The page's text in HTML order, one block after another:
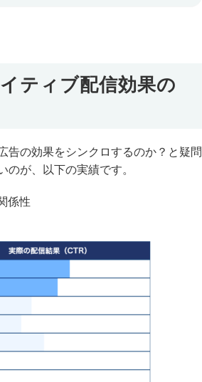
ティブ配信効果の
告の効果をシンクロするのか？と疑問
が、以下の実績です。
係性